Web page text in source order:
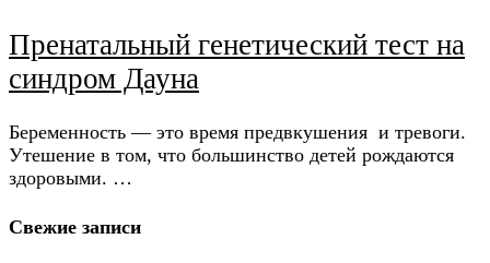
Пренатальный генетический тест на
синдром Дауна
Беременность — это время предвкушения и тревоги.
Утешение в том, что большинство детей рождаются
здоровыми. …
Свежие записи